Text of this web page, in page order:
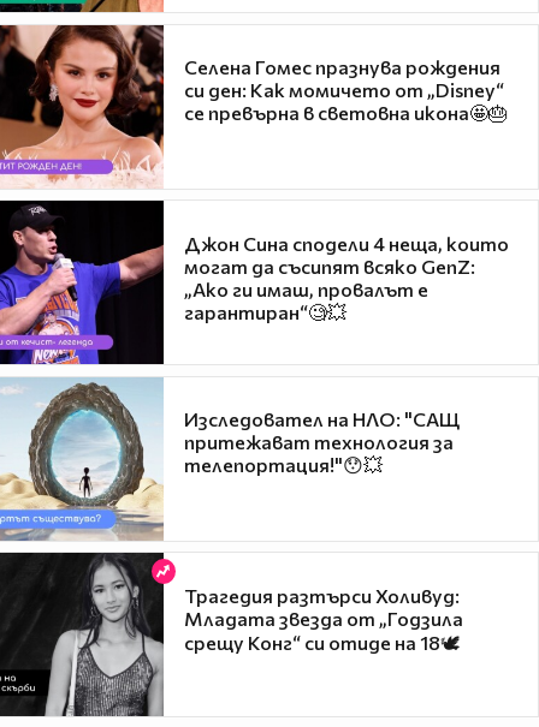
Селена Гомес празнува рождения
си ден: Как момичето от „Disney“
се превърна в световна икона🤩🎂
Джон Сина сподели 4 неща, които
могат да съсипят всяко GenZ:
„Ако ги имаш, провалът е
гарантиран“🧐💥
Изследовател на НЛО: "САЩ
притежават технология за
телепортация!"😯💥
Трагедия разтърси Холивуд:
Младата звезда от „Годзила
срещу Конг“ си отиде на 18🕊️